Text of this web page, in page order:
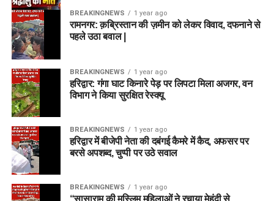
BREAKINGNEWS 1 year ago
रामनगर: क़ब्रिस्तान की ज़मीन को लेकर विवाद, दफनाने से
पहले उठा बवाल |
BREAKINGNEWS 1 year ago
हरिद्वार: गंगा घाट किनारे पेड़ पर लिपटा मिला अजगर, वन
विभाग ने किया सुरक्षित रेस्क्यू
BREAKINGNEWS 1 year ago
हरिद्वार में बीजेपी नेता की दबंगई कैमरे में कैद, अफसर पर
बरसे अपशब्द, चुप्पी पर उठे सवाल
BREAKINGNEWS 1 year ago